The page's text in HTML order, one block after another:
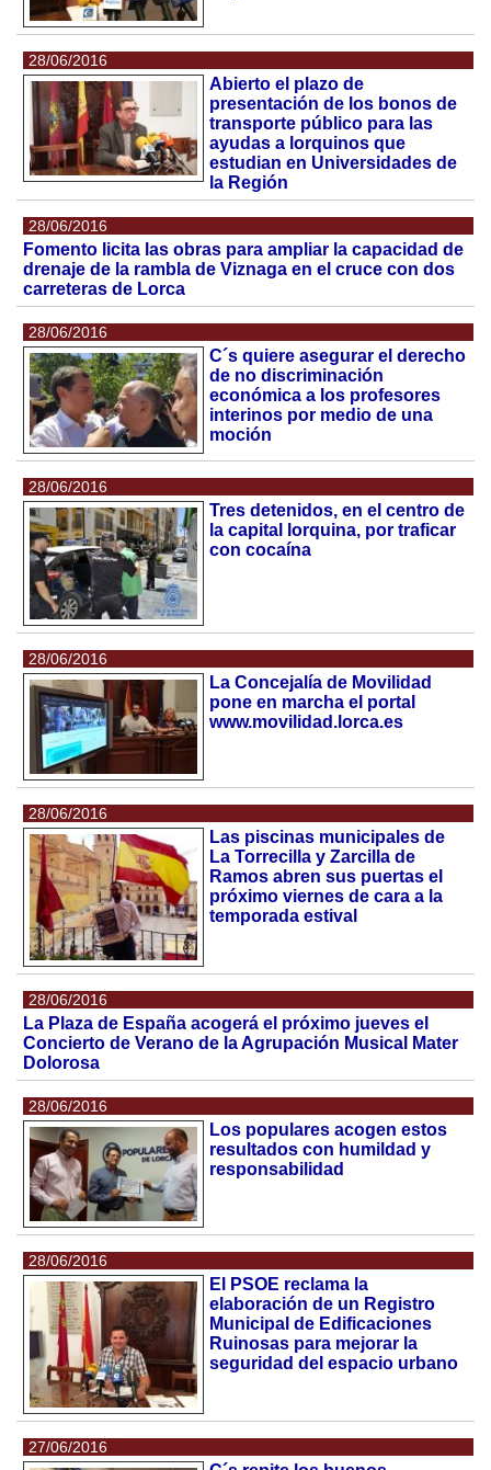
28/06/2016
Abierto el plazo de
presentación de los bonos de
transporte público para las
ayudas a lorquinos que
estudian en Universidades de
la Región
28/06/2016
Fomento licita las obras para ampliar la capacidad de
drenaje de la rambla de Viznaga en el cruce con dos
carreteras de Lorca
28/06/2016
C´s quiere asegurar el derecho
de no discriminación
económica a los profesores
interinos por medio de una
moción
28/06/2016
Tres detenidos, en el centro de
la capital lorquina, por traficar
con cocaína
28/06/2016
La Concejalía de Movilidad
pone en marcha el portal
www.movilidad.lorca.es
28/06/2016
Las piscinas municipales de
La Torrecilla y Zarcilla de
Ramos abren sus puertas el
próximo viernes de cara a la
temporada estival
28/06/2016
La Plaza de España acogerá el próximo jueves el
Concierto de Verano de la Agrupación Musical Mater
Dolorosa
28/06/2016
Los populares acogen estos
resultados con humildad y
responsabilidad
28/06/2016
El PSOE reclama la
elaboración de un Registro
Municipal de Edificaciones
Ruinosas para mejorar la
seguridad del espacio urbano
27/06/2016